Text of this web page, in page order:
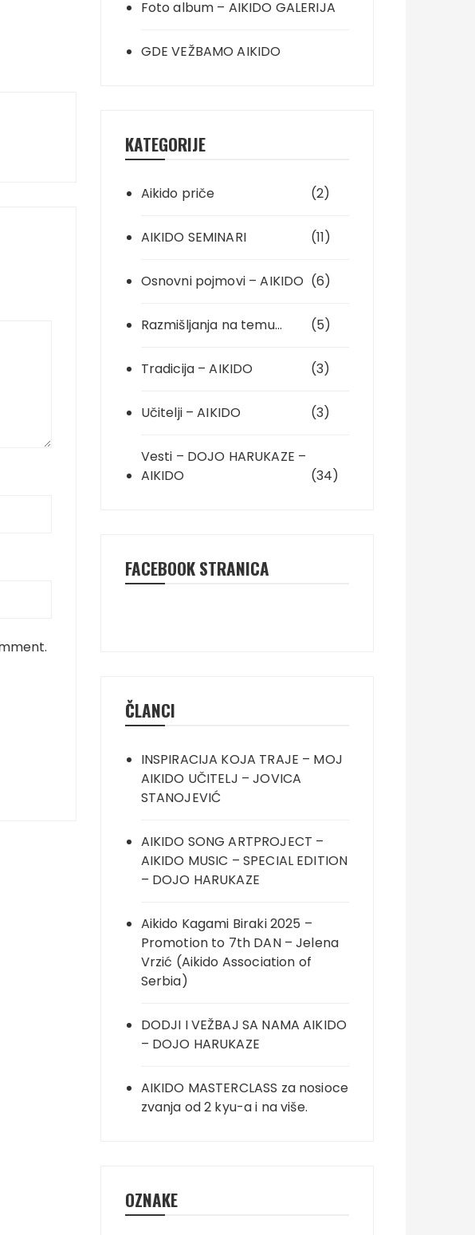
Foto album – AIKIDO GALERIJA
GDE VEŽBAMO AIKIDO
KATEGORIJE
Aikido priče (2)
AIKIDO SEMINARI (11)
Osnovni pojmovi – AIKIDO (6)
Razmišljanja na temu… (5)
Tradicija – AIKIDO (3)
Učitelji – AIKIDO (3)
Vesti – DOJO HARUKAZE –
AIKIDO
(34)
FACEBOOK STRANICA
ČLANCI
INSPIRACIJA KOJA TRAJE – MOJ
AIKIDO UČITELJ – JOVICA
STANOJEVIĆ
AIKIDO SONG ARTPROJECT –
AIKIDO MUSIC – SPECIAL EDITION
– DOJO HARUKAZE
Aikido Kagami Biraki 2025 –
Promotion to 7th DAN – Jelena
Vrzić (Aikido Association of
Serbia)
DODJI I VEŽBAJ SA NAMA AIKIDO
– DOJO HARUKAZE
AIKIDO MASTERCLASS za nosioce
zvanja od 2 kyu-a i na više.
OZNAKE